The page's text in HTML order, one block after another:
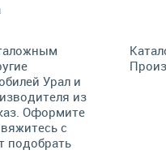
Урал и
из
Оформите
с
подобрать